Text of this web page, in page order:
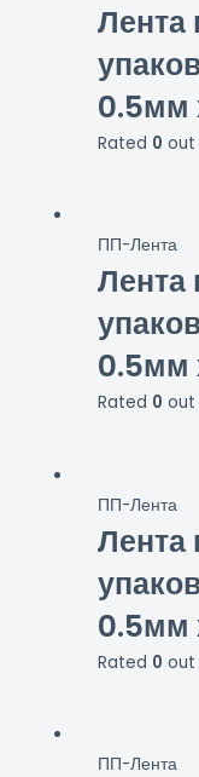
Лента
0.5мм
Rated 0 out
ПП-Лента
Лента
0.5мм
Rated 0 out
ПП-Лента
Лента
0.5мм
Rated 0 out
ПП-Лента